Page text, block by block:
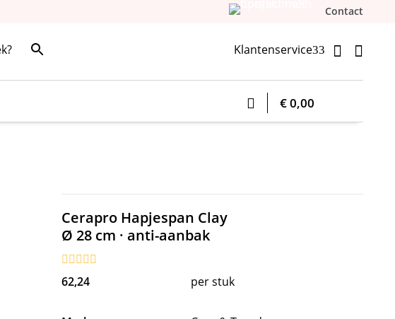
Contact


Klantenservice 3
€ 0,00
Cerapro Hapjespan Clay
Ø 28 cm · anti-aanbak
62,24 per stuk